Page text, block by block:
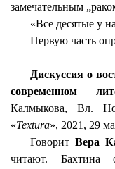
замечательным
«Все десятые у
Первую часть
Дискуссия о
современном
Калмыкова, Вл.
«Textura», 2021, 29
ГоворитВера
читают. Бахтина